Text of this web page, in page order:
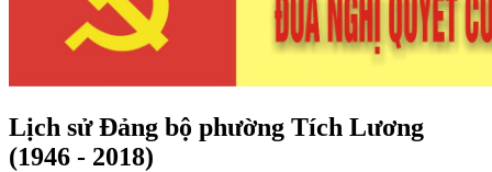
Lịch sử Đảng bộ phường Tích Lương
(1946 - 2018)